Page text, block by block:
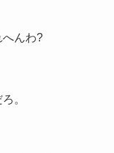
んわ?
。